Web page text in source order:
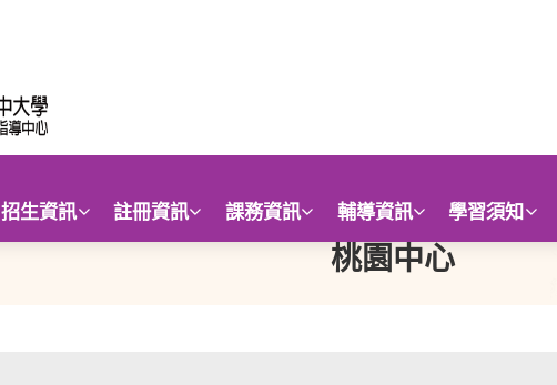
招生資訊 註冊資訊 課務資訊 輔導資訊 學習須知
桃園中心